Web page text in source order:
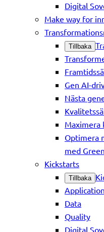
Digital
Make way for
Tillbaka
Gen AI-
Nästa
Maximera
Optimera
med
Kickstarts
Tillbaka
Data
Quality
Digital